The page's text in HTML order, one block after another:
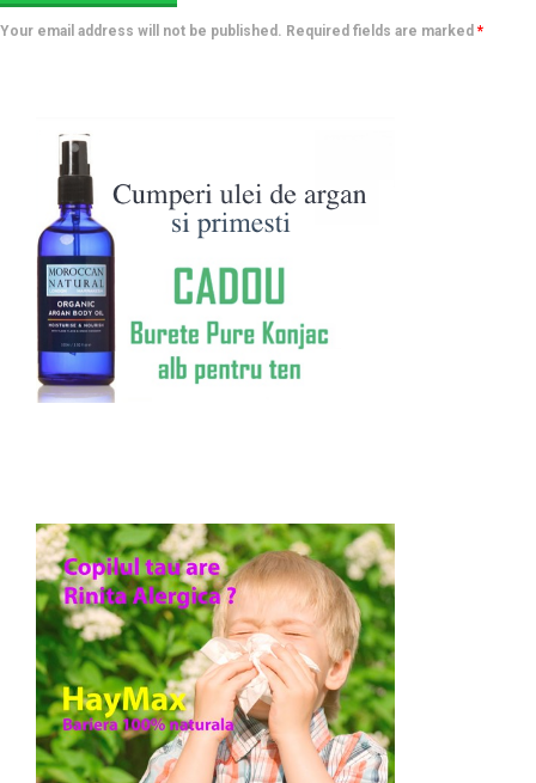
Your email address will not be published. Required fields are marked *